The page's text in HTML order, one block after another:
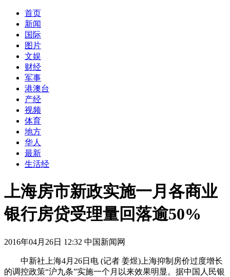
首页
新闻
国际
图片
文娱
财经
军事
港澳台
产经
视频
体育
地方
华人
最新
生活经
上海房市新政实施一月各商业
银行房贷受理量回落逾50%
2016年04月26日 12:32 中国新闻网
中新社上海4月26日电 (记者 姜煜)上海抑制房价过度增长
的调控政策“沪九条”实施一个月以来效果明显。据中国人民银